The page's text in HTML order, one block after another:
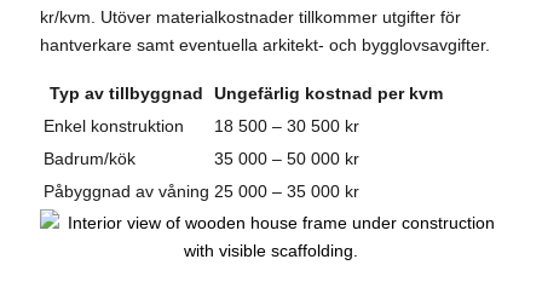
kr/kvm. Utöver materialkostnader tillkommer utgifter för
hantverkare samt eventuella arkitekt- och bygglovsavgifter.
Typ av tillbyggnad
Ungefärlig kostnad per kvm
Enkel konstruktion
18 500 – 30 500 kr
Badrum/kök
35 000 – 50 000 kr
Påbyggnad av våning 25 000 – 35 000 kr